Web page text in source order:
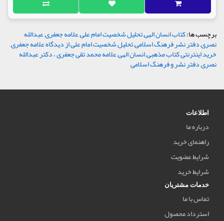
برچسب ها:کتاب انسان الهی,تحلیل شخصیت امام علی,علامه جعفری,عبدالله
نصری,دفتر نشر فرهنگ اسلامی,تحلیل شخصیت امام علی از دیدگاه علامه جعفری,
خرید اینترنتی کتاب مذهبی,انسان الهی,علامه محمد تقی جعفری ، دکتر عبدالله
نصری,دفتر نشر و فرهنگ اسلامی
اطلاعات
درباره ما
راهنمای خرید
شرایط عضویت
شرایط خرید
خدمات مشتریان
تماس با ما
استرداد محصول